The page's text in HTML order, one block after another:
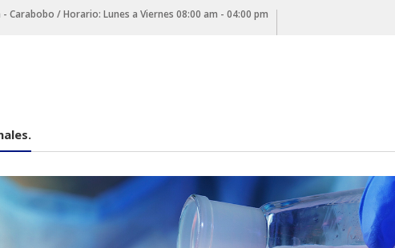
/ Horario: Lunes a Viernes 08:00 am - 04:00 pm